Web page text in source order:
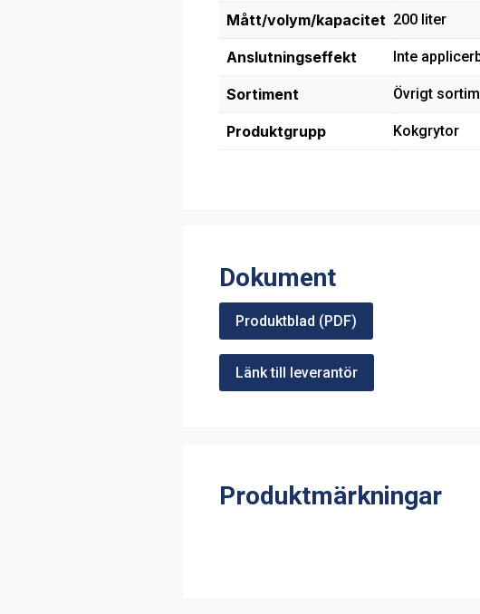
Mått/volym/kapacitet 200 liter
Anslutningseffekt Inte
Sortiment Övrigt
Produktgrupp Kokgrytor
Dokument
Produktblad (PDF)
Länk till leverantör
Produktmärkningar